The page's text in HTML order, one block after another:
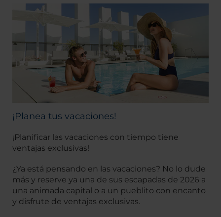
¡Planea tus vacaciones!
¡Planificar las vacaciones con tiempo tiene
ventajas exclusivas!
¿Ya está pensando en las vacaciones? No lo dude
más y reserve ya una de sus escapadas de 2026 a
una animada capital o a un pueblito con encanto
y disfrute de ventajas exclusivas.